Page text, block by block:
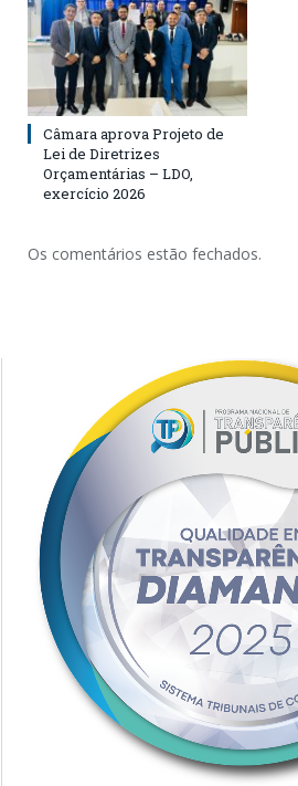
Câmara aprova Projeto de
Lei de Diretrizes
Orçamentárias – LDO,
exercício 2026
Os comentários estão fechados.